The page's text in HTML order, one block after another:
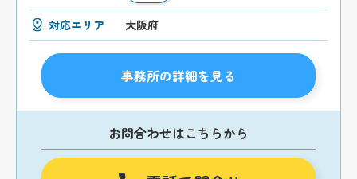
対応エリア 大阪府
事務所の詳細を見る
お問合わせはこちらから